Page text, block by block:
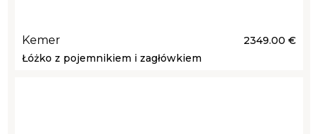
Kemer
2349.00 €
Łóżko z pojemnikiem i zagłówkiem